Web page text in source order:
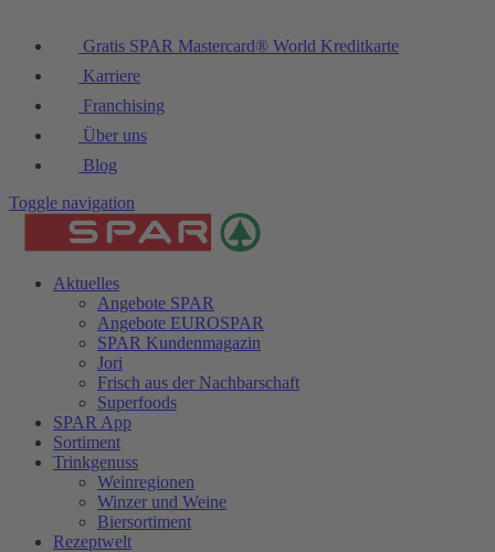
Gratis SPAR Mastercard® World Kreditkarte
Karriere
Franchising
Über uns
Blog
Toggle navigation
Aktuelles
Angebote SPAR
Angebote EUROSPAR
SPAR Kundenmagazin
Jori
Frisch aus der Nachbarschaft
Superfoods
SPAR App
Sortiment
Trinkgenuss
Weinregionen
Winzer und Weine
Biersortiment
Rezeptwelt